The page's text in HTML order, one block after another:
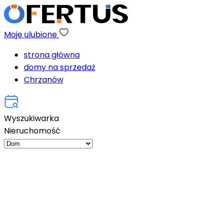
Moje ulubione
strona główna
domy na sprzedaż
Chrzanów
Wyszukiwarka
Nieruchomość